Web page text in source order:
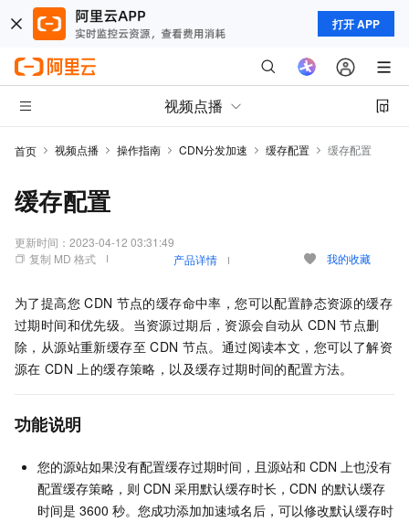
打开 APP
视频点播
首页 视频点播 操作指南 CDN分发加速 缓存配置 缓存配置
缓存配置
更新时间： 2023-04-12 03:31:49
复制 MD 格式
产品详情 我的收藏
为了提高您 CDN 节点的缓存命中率，您可以配置静态资源的缓存
过期时间和优先级。当资源过期后，资源会自动从 CDN 节点删
除，从源站重新缓存至 CDN 节点。通过阅读本文，您可以了解资
源在 CDN 上的缓存策略，以及缓存过期时间的配置方法。
功能说明
您的源站如果没有配置缓存过期时间，且源站和 CDN 上也没有
配置缓存策略，则 CDN 采用默认缓存时长，CDN 的默认缓存
时间是 3600 秒。您成功添加加速域名后，可以修改默认缓存时